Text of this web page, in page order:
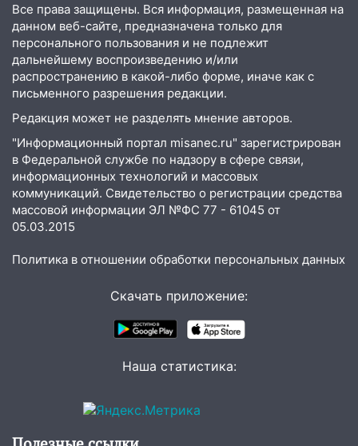
молока
18:20 В Ульяновской области до конца
года благоустроят 20 родников
17:27 В Ульяновской области 114 детей-
16:43 Дорожный сезон перевалил за
экватор: в Ульяновской области
обновили половину региональных трасс
16:31 В Ульяновской области
капитально отремонтируют 101
многоквартирный дом
16:30
Прогноз погоды в Ульяновской
не защищены от лесных пожаров
Пуля пробила окно квартиры на
16-м этаже в Ульяновске
Прокуратура потребовала
Все права защищены. Вся информация, размещенная на
данном веб-сайте, предназначена только для
персонального пользования и не подлежит
дальнейшему воспроизведению и/или
распространению в какой-либо форме, иначе как с
письменного разрешения редакции.
Редакция может не разделять мнение авторов.
"Информационный портал misanec.ru" зарегистрирован
в Федеральной службе по надзору в сфере связи,
информационных технологий и массовых
коммуникаций. Свидетельство о регистрации средства
массовой информации ЭЛ №ФС 77 - 61045 от
05.03.2015
Политика в отношении обработки персональных данных
Скачать приложение:
Наша статистика: